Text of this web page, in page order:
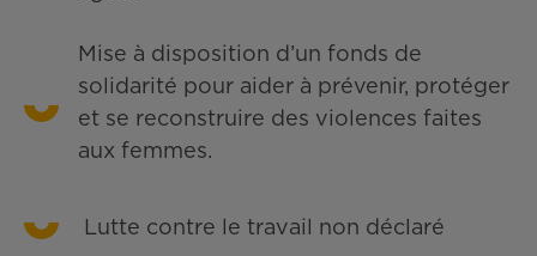
Mise à disposition d’un fonds de
solidarité pour aider à prévenir, protéger
et se reconstruire des violences faites
aux femmes.
Lutte contre le travail non déclaré